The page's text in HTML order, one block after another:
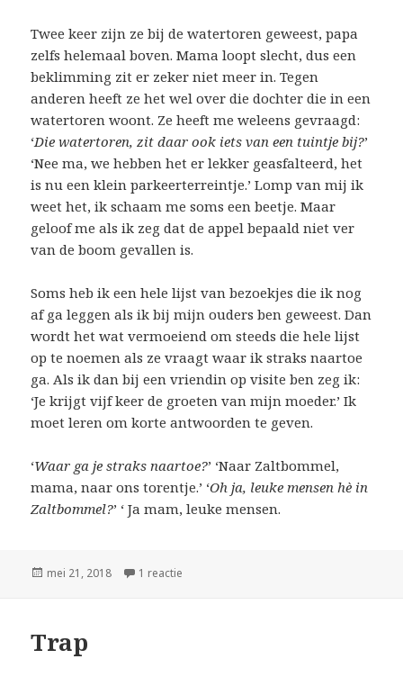
Twee keer zijn ze bij de watertoren geweest, papa
zelfs helemaal boven. Mama loopt slecht, dus een
beklimming zit er zeker niet meer in. Tegen
anderen heeft ze het wel over die dochter die in een
watertoren woont. Ze heeft me weleens gevraagd:
‘Die watertoren, zit daar ook iets van een tuintje bij?’
‘Nee ma, we hebben het er lekker geasfalteerd, het
is nu een klein parkeerterreintje.’ Lomp van mij ik
weet het, ik schaam me soms een beetje. Maar
geloof me als ik zeg dat de appel bepaald niet ver
van de boom gevallen is.
Soms heb ik een hele lijst van bezoekjes die ik nog
af ga leggen als ik bij mijn ouders ben geweest. Dan
wordt het wat vermoeiend om steeds die hele lijst
op te noemen als ze vraagt waar ik straks naartoe
ga. Als ik dan bij een vriendin op visite ben zeg ik:
‘Je krijgt vijf keer de groeten van mijn moeder.’ Ik
moet leren om korte antwoorden te geven.
‘Waar ga je straks naartoe?’ ‘Naar Zaltbommel,
mama, naar ons torentje.’ ‘Oh ja, leuke mensen hè in
Zaltbommel?’ ‘ Ja mam, leuke mensen.
Geplaatst
mei 21, 2018 1 reactie
Trap